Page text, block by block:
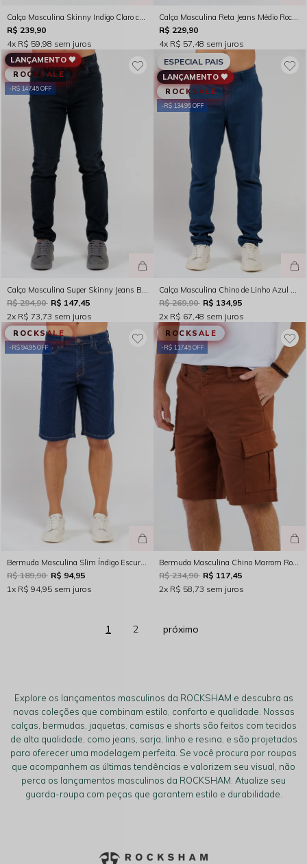
Calça Masculina Skinny Indigo Claro com Pence e Bolsos Traseiros Rocksham - FC262054
R$ 239,90
4x R$ 59,98 sem juros
Calça Masculina Reta Jeans Médio Rocksham - 261081
R$ 229,90
4x R$ 57,48 sem juros
R$ 147,45 OFF
ROCKSALE
LANÇAMENTO 🖤
Calça Masculina Super Skinny Jeans Black Stone Rocksham - 261052
R$ 294,90 R$ 147,45
2x R$ 73,73 sem juros
R$ 134,95 OFF
ROCKSALE
LANÇAMENTO 🖤
ESPECIAL PAIS
Calça Masculina Chino de Linho Azul Marinho Rocksham - 261048 - 50002
R$ 269,90 R$ 134,95
2x R$ 67,48 sem juros
R$ 94,95 OFF
ROCKSALE
Bermuda Masculina Slim Índigo Escuro Rocksham – 254029
R$ 189,90 R$ 94,95
1x R$ 94,95 sem juros
R$ 117,45 OFF
ROCKSALE
Bermuda Masculina Chino Marrom Rocksham - 253023
R$ 234,90 R$ 117,45
2x R$ 58,73 sem juros
1 2
Explore os lançamentos masculinos da ROCKSHAM e descubra as
novas coleções que combinam estilo, conforto e qualidade. Nossas
calças, bermudas, jaquetas, camisas e shorts são feitos com tecidos
de alta qualidade, como jeans, sarja, linho e resina, e são projetados
para oferecer uma modelagem perfeita. Se você procura por roupas
que acompanhem as últimas tendências e valorizem seu visual, não
perca os lançamentos masculinos da ROCKSHAM. Atualize seu
guarda-roupa com peças que garantem estilo e durabilidade.